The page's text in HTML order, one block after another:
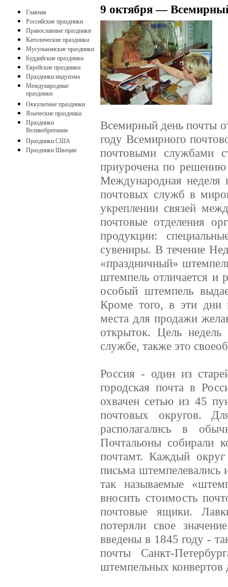
Главная
Российские праздники
Православные праздники
Католические праздники
Мусульманские праздники
Буддийские праздники
Еврейские праздники
Праздники индуизма
Международные
праздники
Оккультные праздники
Языческие праздники
Праздники
Великобритании
Праздники США
Праздники Швеции
9 октября —
Всемирный день почты
году Всемирного
почтовыми службами
приурочена по
Международная неделя
почтовых служб в
укреплении связей
почтовые отделения
продукции:
сувениры. В течение
«праздничный»
штемпель отличается
особый штемпель
Кроме того, в эти дни
места для продажи
открыток. Цель
службе, также это
Россия - один из
городская почта в
охвачен сетью из 45
почтовых округов.
располагались в
Почтальоны собирали
почтамт. Каждый
письма штемпелевались
так называемые
вносить стоимость
почтовые ящики.
потеряли свое
введены в 1845 году -
почты Санкт-
штемпельных конвертов